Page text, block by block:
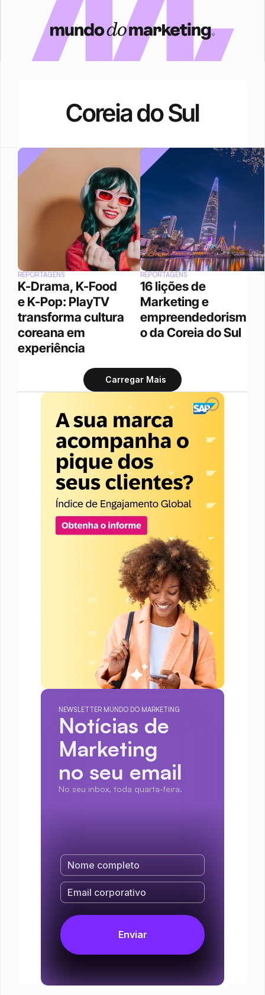
Coreia do Sul
REPORTAGENS
K-Drama, K-Food
e K-Pop: PlayTV
transforma cultura
coreana em
experiência
REPORTAGENS
16 lições de
Marketing e
empreendedorism
o da Coreia do Sul
Carregar Mais
NEWSLETTER MUNDO DO MARKETING
Notícias de
Marketing
no seu email
No seu inbox, toda quarta-feira.